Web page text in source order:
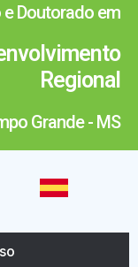
Doutorado em
Regional
Grande - MS